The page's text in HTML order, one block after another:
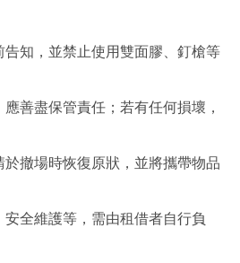
告知，並禁止使用雙面膠、釘槍等
善盡保管責任；若有任何損壞，
於撤場時恢復原狀，並將攜帶物品
全維護等，需由租借者自行負